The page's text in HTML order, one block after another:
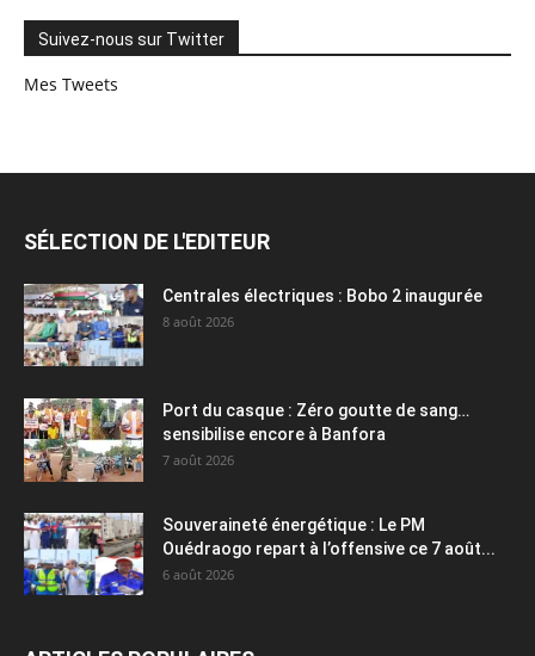
Suivez-nous sur Twitter
Mes Tweets
SÉLECTION DE L'EDITEUR
Centrales électriques : Bobo 2 inaugurée
8 août 2026
Port du casque : Zéro goutte de sang…
sensibilise encore à Banfora
7 août 2026
Souveraineté énergétique : Le PM
Ouédraogo repart à l’offensive ce 7 août...
6 août 2026